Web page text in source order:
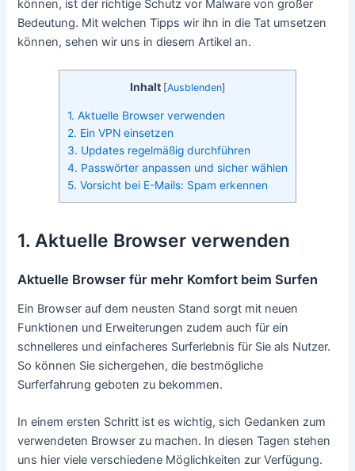
können, ist der richtige Schutz vor Malware von großer
Bedeutung. Mit welchen Tipps wir ihn in die Tat umsetzen
können, sehen wir uns in diesem Artikel an.
Inhalt [Ausblenden]
1. Aktuelle Browser verwenden
2. Ein VPN einsetzen
3. Updates regelmäßig durchführen
4. Passwörter anpassen und sicher wählen
5. Vorsicht bei E-Mails: Spam erkennen
1. Aktuelle Browser verwenden
Aktuelle Browser für mehr Komfort beim Surfen
Ein Browser auf dem neusten Stand sorgt mit neuen
Funktionen und Erweiterungen zudem auch für ein
schnelleres und einfacheres Surferlebnis für Sie als Nutzer.
So können Sie sichergehen, die bestmögliche
Surferfahrung geboten zu bekommen.
In einem ersten Schritt ist es wichtig, sich Gedanken zum
verwendeten Browser zu machen. In diesen Tagen stehen
uns hier viele verschiedene Möglichkeiten zur Verfügung.